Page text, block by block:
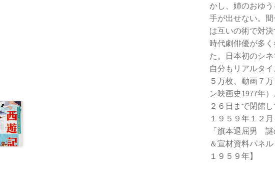
かし、姉のおゆ
手が出せない。
は互いの術で対
時代劇俳優が多
た。日本初のシ
自分もリアルタ
５万枚、動画７
ン映画史1977年
２６日まで閉館
１９５９年１２
「旗本退屈男
＆宣材資料パネ
１９５９年】